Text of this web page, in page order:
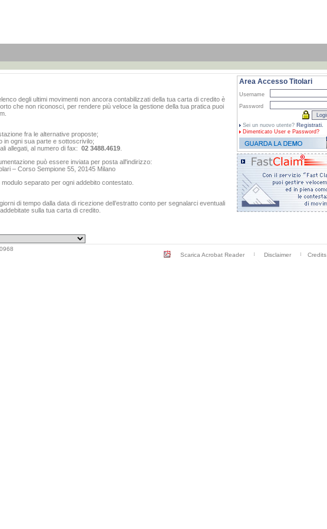
degli ultimi movimenti non ancora contabilizzati della tua carta di credito è
che non riconosci, per rendere più veloce la gestione della tua pratica puoi
fra le alternative proposte;
in ogni sua parte e sottoscrivilo;
allegati, al numero di fax: 02 3488.4619.
può essere inviata per posta all'indirizzo:
– Corso Sempione 55, 20145 Milano
separato per ogni addebito contestato.
di tempo dalla data di ricezione dell’estratto conto per segnalarci eventuali
sulla tua carta di credito.
Area Accesso Titolari
Username
Password
Sei un nuovo utente? Registrati.
Dimenticato User e Password?
Scarica Acrobat Reader Disclaimer Credits